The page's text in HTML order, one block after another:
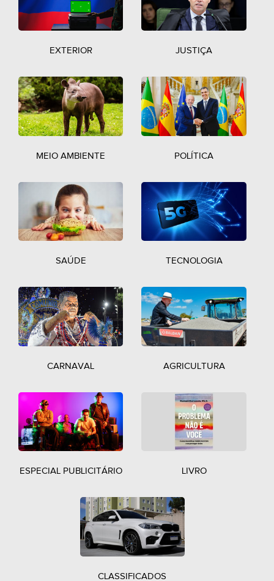
EXTERIOR JUSTIÇA
MEIO AMBIENTE POLÍTICA
SAÚDE TECNOLOGIA
CARNAVAL AGRICULTURA
ESPECIAL PUBLICITÁRIO LIVRO
CLASSIFICADOS